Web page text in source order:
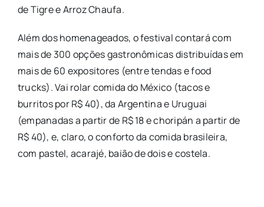
de Tigre e Arroz Chaufa.
Além dos homenageados, o festival contará com
mais de 300 opções gastronômicas distribuídas em
mais de 60 expositores (entre tendas e food
trucks). Vai rolar comida do México (tacos e
burritos por R$ 40), da Argentina e Uruguai
(empanadas a partir de R$ 18 e choripán a partir de
R$ 40), e, claro, o conforto da comida brasileira,
com pastel, acarajé, baião de dois e costela.